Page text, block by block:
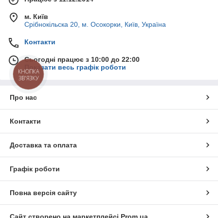
м. Київ
Срібнокільска 20, м. Осокорки, Київ, Україна
Контакти
Сьогодні працює з 10:00 до 22:00
Показати весь графік роботи
Про нас
Контакти
Доставка та оплата
Графік роботи
Повна версія сайту
Сайт створено на маркетплейсі Prom.ua
КНОПКА
ЗВ'ЯЗКУ